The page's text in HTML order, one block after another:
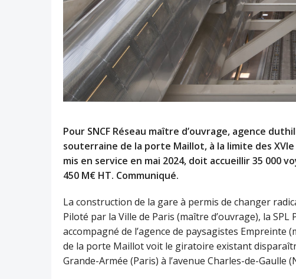
Pour SNCF Réseau maître d’ouvrage, agence
souterraine de la porte Maillot, à la limite des
mis en service en mai 2024, doit accueillir 35 000
450 M€ HT. Communiqué.
La construction de la gare à permis de changer
Piloté par la Ville de Paris (maître d’ouvrage), la
accompagné de l’agence de paysagistes
de la porte Maillot voit le giratoire existant
Grande-Armée (Paris) à l’avenue Charles-de-Gaulle